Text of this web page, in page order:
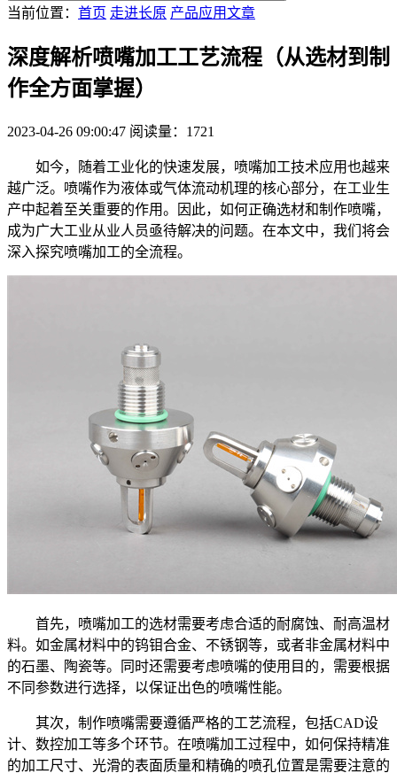
当前位置： 首页 走进长原 产品应用文章
深度解析喷嘴加工工艺流程（从选材到制
作全方面掌握）
2023-04-26 09:00:47 阅读量：1721
如今，随着工业化的快速发展，喷嘴加工技术应用也越来
越广泛。喷嘴作为液体或气体流动机理的核心部分，在工业生
产中起着至关重要的作用。因此，如何正确选材和制作喷嘴，
成为广大工业从业人员亟待解决的问题。在本文中，我们将会
深入探究喷嘴加工的全流程。
首先，喷嘴加工的选材需要考虑合适的耐腐蚀、耐高温材
料。如金属材料中的钨钼合金、不锈钢等，或者非金属材料中
的石墨、陶瓷等。同时还需要考虑喷嘴的使用目的，需要根据
不同参数进行选择，以保证出色的喷嘴性能。
其次，制作喷嘴需要遵循严格的工艺流程，包括CAD设
计、数控加工等多个环节。在喷嘴加工过程中，如何保持精准
的加工尺寸、光滑的表面质量和精确的喷孔位置是需要注意的